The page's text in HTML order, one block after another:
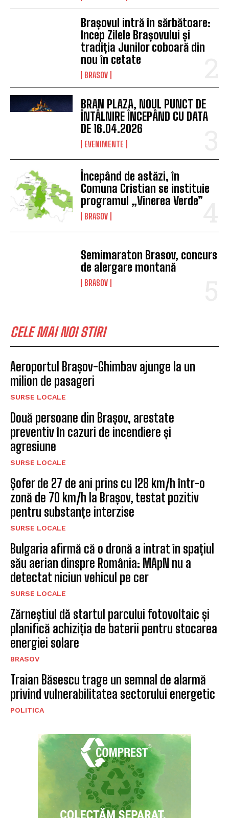
EVENIMENTE
O comunitate mai bine
pregătită: Groupama
instruiește șoferii RATBV în
acordarea primului ajutor,
prin programul „Salvatorii de
vieți”
EVENIMENTE
Brașovul intră în sărbătoare:
încep Zilele Brașovului și
tradiția Junilor coboară din
nou în cetate
BRASOV
BRAN PLAZA, NOUL PUNCT DE
DE 16.04.2026
EVENIMENTE
programul „Vinerea Verde”
BRASOV
Semimaraton Brasov, concurs
BRASOV
CELE MAI NOI STIRI
Aeroportul Brașov-Ghimbav ajunge la un
milion de pasageri
SURSE LOCALE
Două persoane din Brașov, arestate
preventiv în cazuri de incendiere și
agresiune
SURSE LOCALE
Șofer de 27 de ani prins cu 128 km/h într-o
zonă de 70 km/h la Brașov, testat pozitiv
pentru substanțe interzise
SURSE LOCALE
Bulgaria afirmă că o dronă a intrat în spațiul
său aerian dinspre România: MApN nu a
detectat niciun vehicul pe cer
Zărneștiul dă startul parcului fotovoltaic și
planifică achiziția de baterii pentru stocarea
energiei solare
Traian Băsescu trage un semnal de alarmă